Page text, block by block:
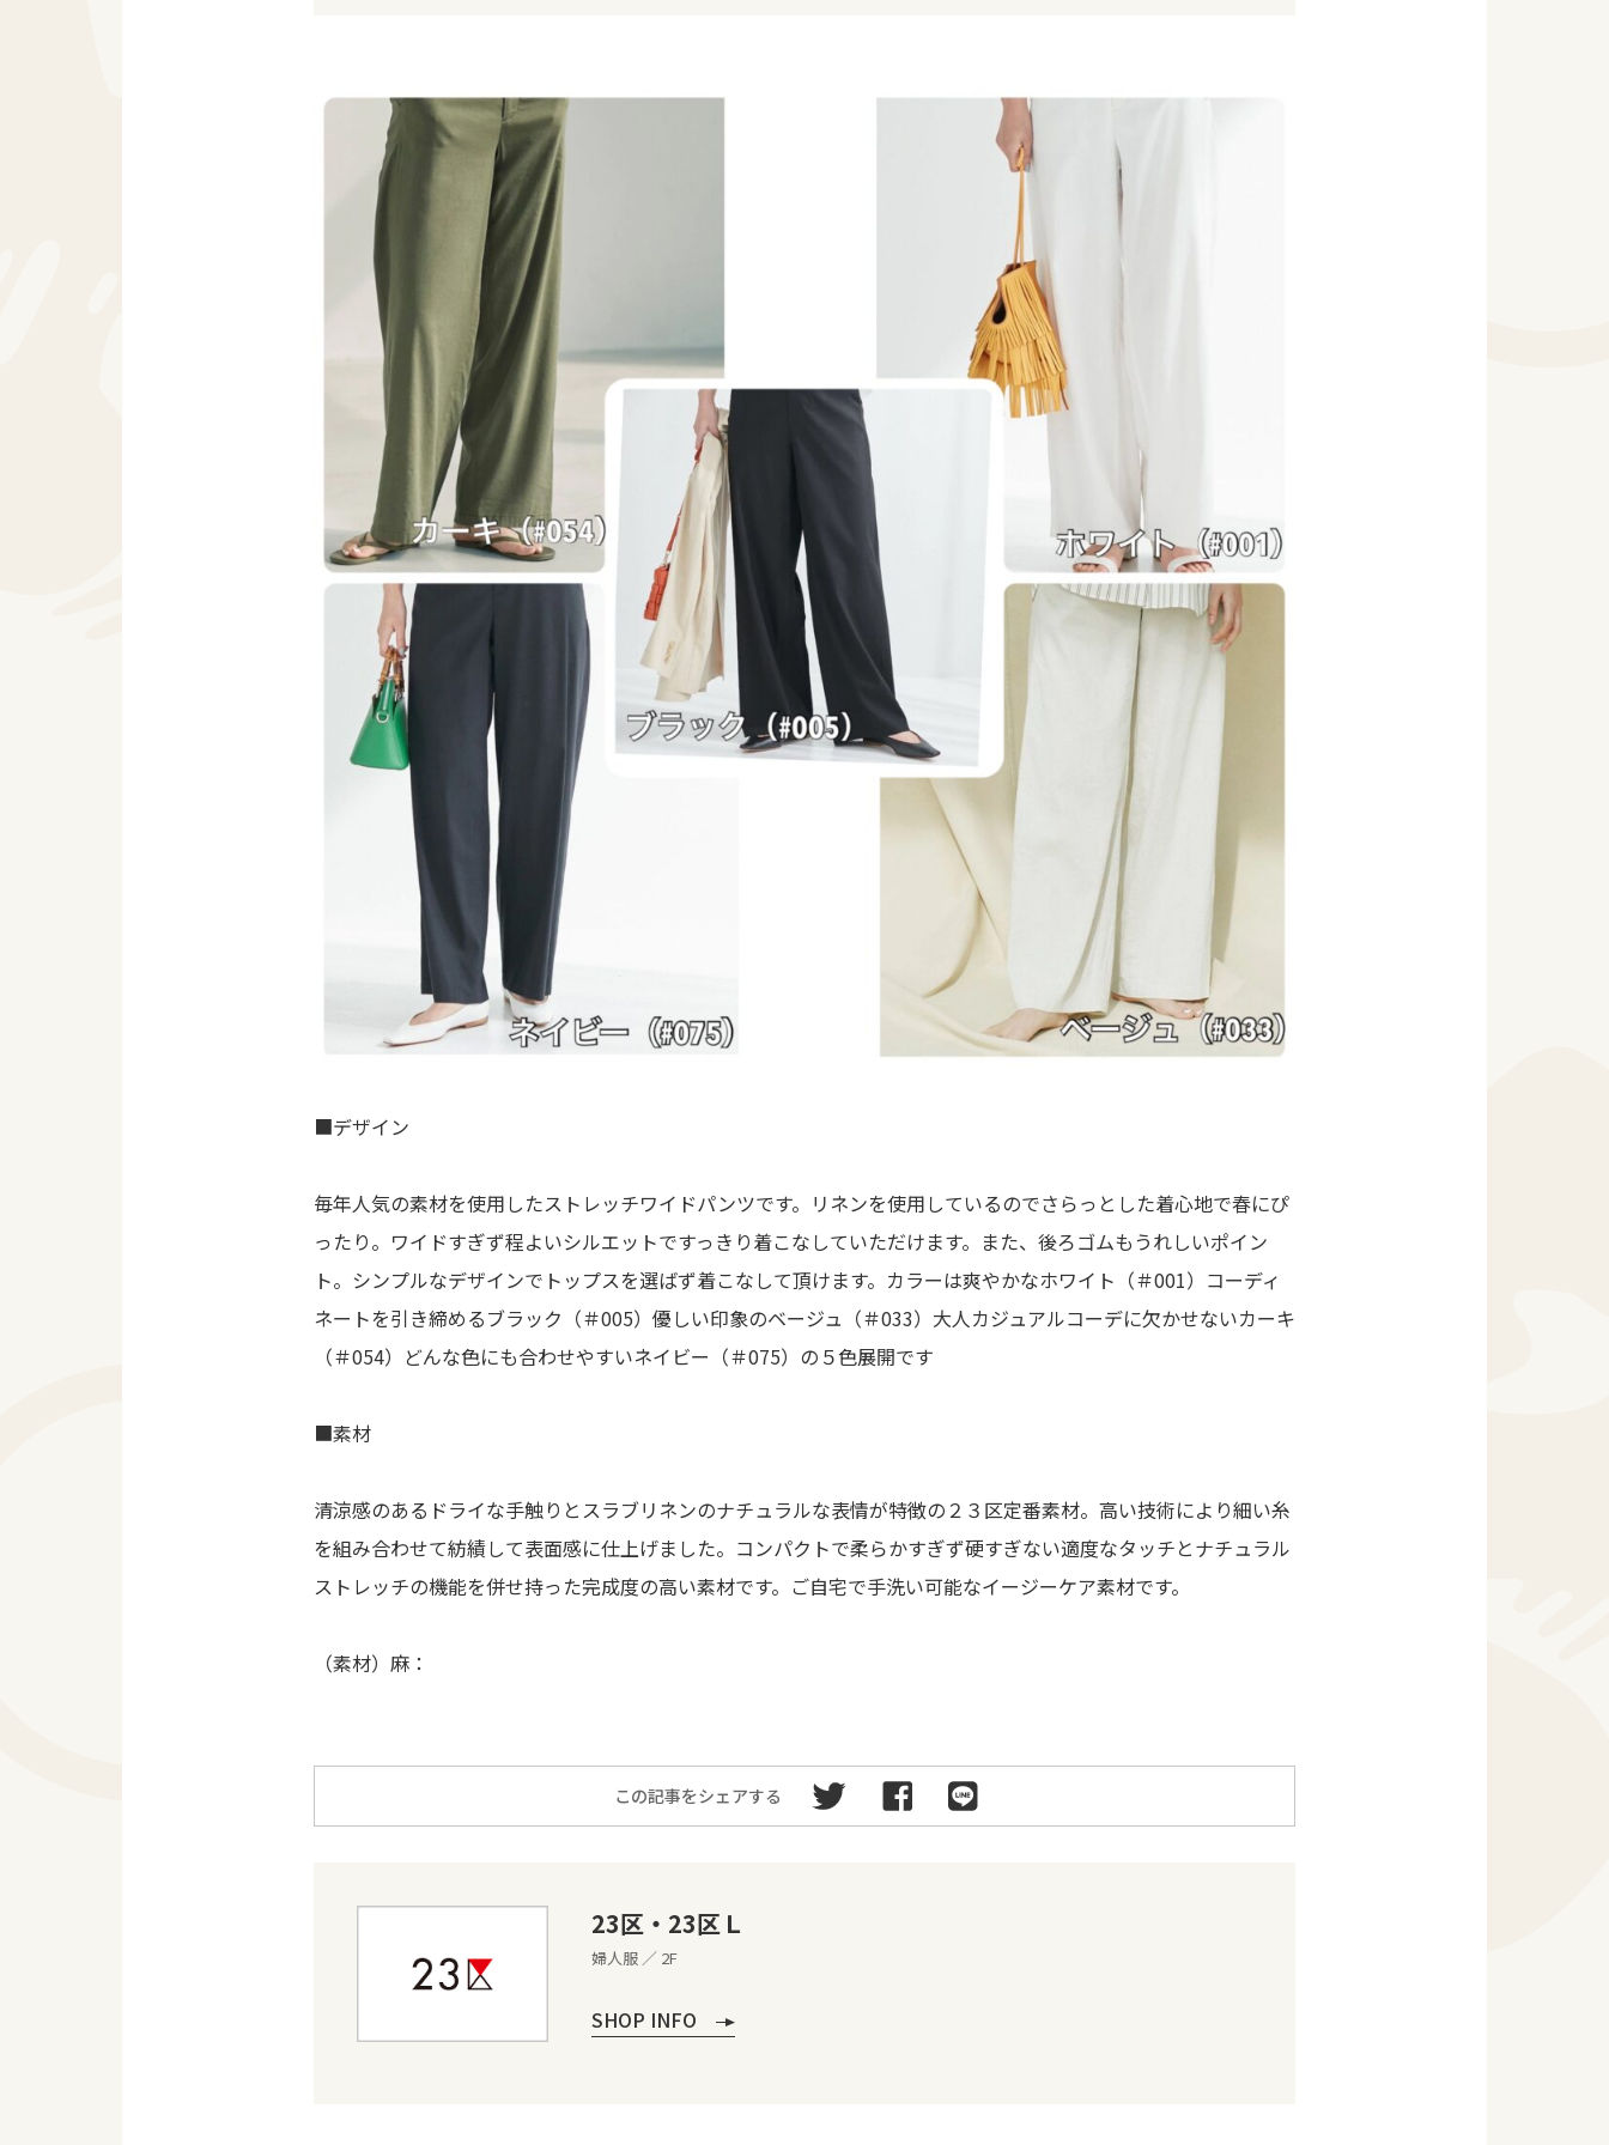
■デザイン
毎年人気の素材を使用したストレッチワイドパンツです。リネンを使用しているのでさらっとした着心地で春にぴ
ったり。ワイドすぎず程よいシルエットですっきり着こなしていただけます。また、後ろゴムもうれしいポイン
ト。シンプルなデザインでトップスを選ばず着こなして頂けます。カラーは爽やかなホワイト（＃001）コーディ
ネートを引き締めるブラック（＃005）優しい印象のベージュ（＃033）大人カジュアルコーデに欠かせないカーキ
（＃054）どんな色にも合わせやすいネイビー（＃075）の５色展開です
■素材
清涼感のあるドライな手触りとスラブリネンのナチュラルな表情が特徴の２３区定番素材。高い技術により細い糸
を組み合わせて紡績して表面感に仕上げました。コンパクトで柔らかすぎず硬すぎない適度なタッチとナチュラル
ストレッチの機能を併せ持った完成度の高い素材です。ご自宅で手洗い可能なイージーケア素材です。
（素材）麻：
この記事をシェアする
23区・23区Ｌ
婦人服 ／ 2F
SHOP INFO